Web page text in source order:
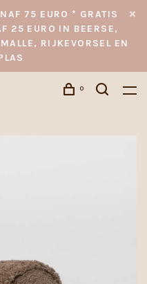
75 EURO * GRATIS
25 EURO IN BEERSE,
RIJKEVORSEL EN
0